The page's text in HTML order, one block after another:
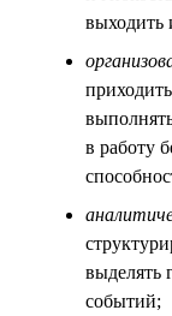
выходить
в работу
выделять
событий;